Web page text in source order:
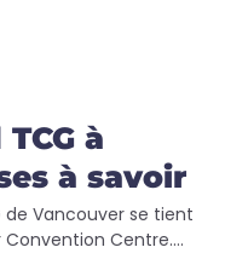
à
à savoir
de Vancouver se tient
Centre....